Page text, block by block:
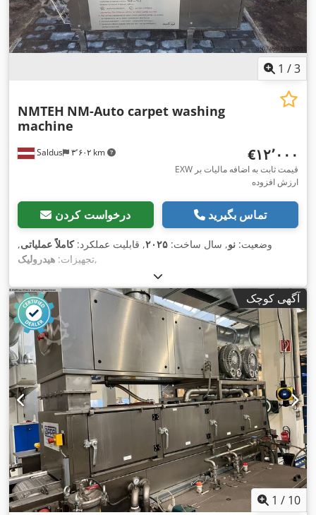
1 /3
Saldus ۳٬۶۰۲ km
NMTEH NM-Auto carpet washing
machine
‎€۱۲٬۰۰۰
EXW قیمت ثابت به اضافه مالیات بر
ارزش افزوده
درخواست کردن تماس بگیرید
وضعیت: نو, سال ساخت: ۲۰۲۵, قابلیت عملکرد:کاملاً عملیاتی,
تجهیزات: هیدرولیک ,
آگهی کوچک
1 / 10